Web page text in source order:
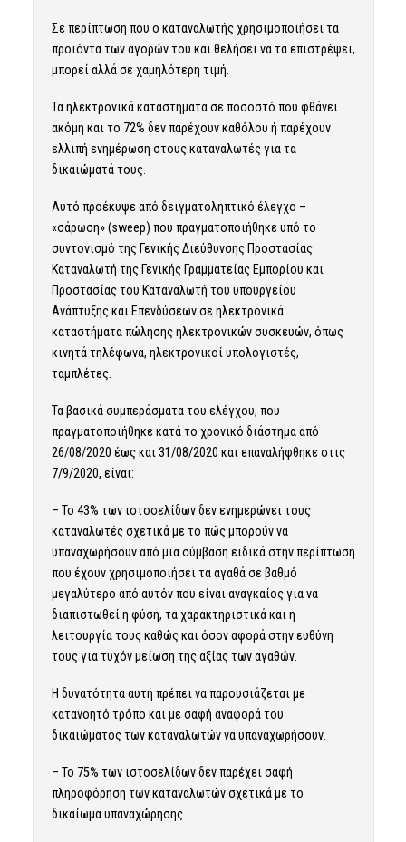
Σε περίπτωση που ο καταναλωτής χρησιμοποιήσει τα
προϊόντα των αγορών του και θελήσει να τα επιστρέψει,
μπορεί αλλά σε χαμηλότερη τιμή.
Τα ηλεκτρονικά καταστήματα σε ποσοστό που φθάνει
ακόμη και το 72% δεν παρέχουν καθόλου ή παρέχουν
ελλιπή ενημέρωση στους καταναλωτές για τα
δικαιώματά τους.
Αυτό προέκυψε από δειγματοληπτικό έλεγχο –
«σάρωση» (sweep) που πραγματοποιήθηκε υπό το
συντονισμό της Γενικής Διεύθυνσης Προστασίας
Καταναλωτή της Γενικής Γραμματείας Εμπορίου και
Προστασίας του Καταναλωτή του υπουργείου
Ανάπτυξης και Επενδύσεων σε ηλεκτρονικά
καταστήματα πώλησης ηλεκτρονικών συσκευών, όπως
κινητά τηλέφωνα, ηλεκτρονικοί υπολογιστές,
ταμπλέτες.
Τα βασικά συμπεράσματα του ελέγχου, που
πραγματοποιήθηκε κατά το χρονικό διάστημα από
26/08/2020 έως και 31/08/2020 και επαναλήφθηκε στις
7/9/2020, είναι:
– Το 43% των ιστοσελίδων δεν ενημερώνει τους
καταναλωτές σχετικά με το πώς μπορούν να
υπαναχωρήσουν από μια σύμβαση ειδικά στην περίπτωση
που έχουν χρησιμοποιήσει τα αγαθά σε βαθμό
μεγαλύτερο από αυτόν που είναι αναγκαίος για να
διαπιστωθεί η φύση, τα χαρακτηριστικά και η
λειτουργία τους καθώς και όσον αφορά στην ευθύνη
τους για τυχόν μείωση της αξίας των αγαθών.
Η δυνατότητα αυτή πρέπει να παρουσιάζεται με
κατανοητό τρόπο και με σαφή αναφορά του
δικαιώματος των καταναλωτών να υπαναχωρήσουν.
– Το 75% των ιστοσελίδων δεν παρέχει σαφή
πληροφόρηση των καταναλωτών σχετικά με το
δικαίωμα υπαναχώρησης.